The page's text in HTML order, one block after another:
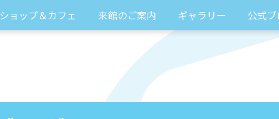
ショップ＆カフェ 来館のご案内 ギャラリー 公式